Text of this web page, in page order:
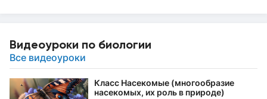
Видеоуроки по биологии
Все видеоуроки
Класс Насекомые (многообразие
насекомых, их роль в природе)